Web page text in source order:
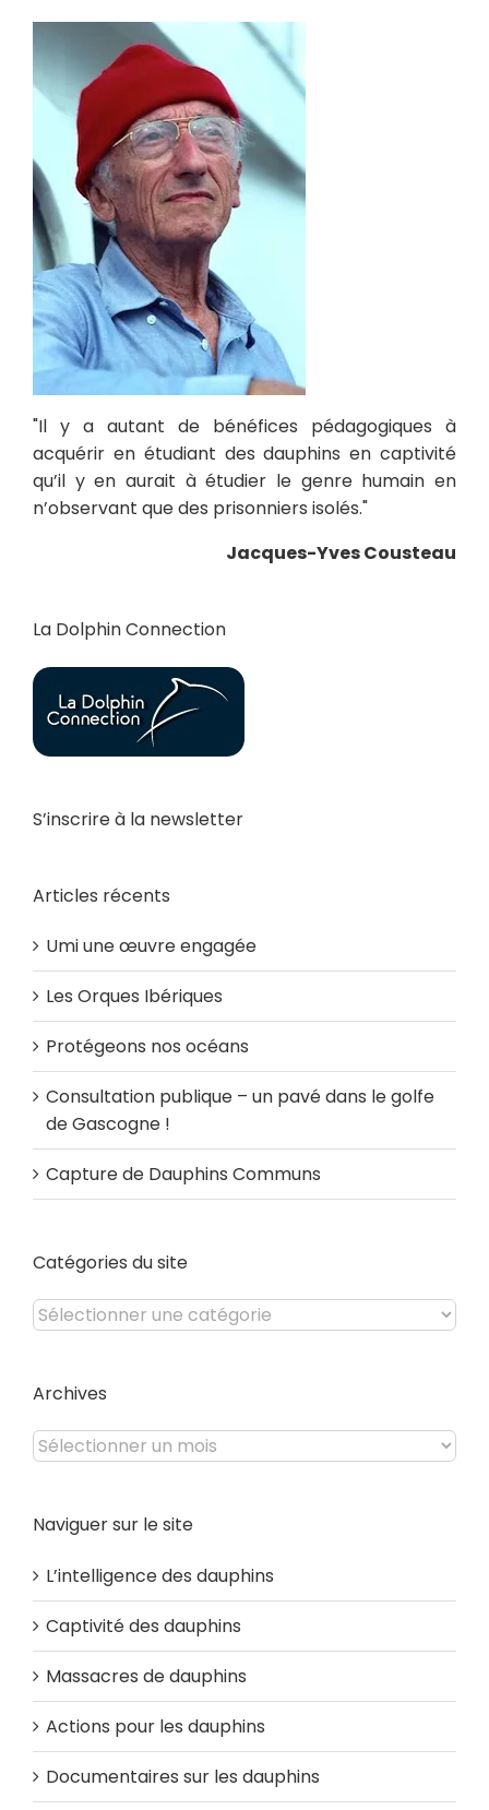
"Il y a autant de bénéfices pédagogiques à
acquérir en étudiant des dauphins en captivité
qu’il y en aurait à étudier le genre humain en
n’observant que des prisonniers isolés."
Jacques-Yves Cousteau
La Dolphin Connection
S’inscrire à la newsletter
Articles récents
Umi une œuvre engagée
Les Orques Ibériques
Protégeons nos océans
Consultation publique – un pavé dans le golfe
de Gascogne !
Capture de Dauphins Communs
Catégories du site
Catégories
du
Archives
Archives
Naviguer sur le site
L’intelligence des dauphins
Captivité des dauphins
Massacres de dauphins
Actions pour les dauphins
Documentaires sur les dauphins